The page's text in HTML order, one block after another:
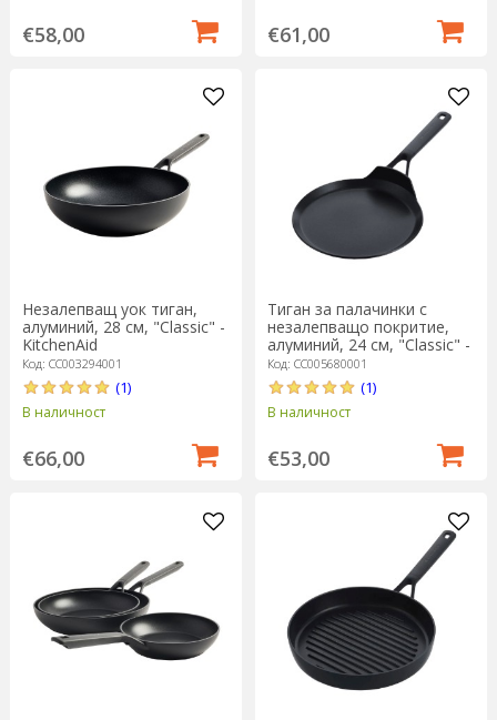
€58,00 €61,00
Незалепващ уок тиган,
алуминий, 28 см, "Classic" -
KitchenAid
Код: CC003294001
(1)
В наличност
€66,00
Тиган за палачинки с
незалепващо покритие,
алуминий, 24 см, "Classic" -
KitchenAid
Код: CC005680001
(1)
В наличност
€53,00